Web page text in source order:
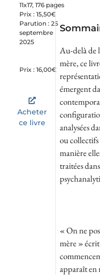
11x17, 176 pages
Prix : 15,50€
Parution : 25
septembre
2025
Prix : 16,00€
Acheter
ce livre
Au-delà de
mère, ce
émergent
analysées
ou
manière
traitées
« On ne
mère »
apparaît en